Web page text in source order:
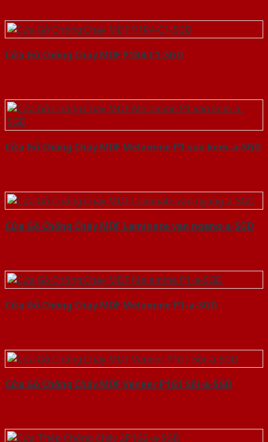
Cửa Gỗ Chống Cháy MDF P1R4-C1-SGD
Cửa Gỗ Chống Cháy MDF Melamine P1 van kem-a-SGD
Cửa Gỗ Chống Cháy MDF Laminate van ngang-a-SGD
Cửa Gỗ Chống Cháy MDF Melamine P1-a-SGD
Cửa Gỗ Chống Cháy MDF Veneer P1G1 Sồi-a-SGD